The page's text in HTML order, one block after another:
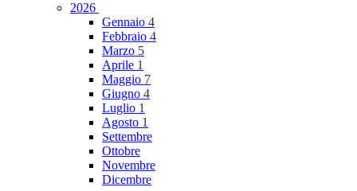
2026
Gennaio 4
Febbraio 4
Marzo 5
Aprile 1
Maggio 7
Giugno 4
Luglio 1
Agosto 1
Settembre
Ottobre
Novembre
Dicembre